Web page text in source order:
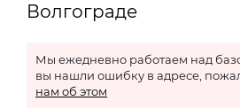
Волгограде
Мы ежедневно работаем над
вы нашли ошибку в адресе,
нам об этом